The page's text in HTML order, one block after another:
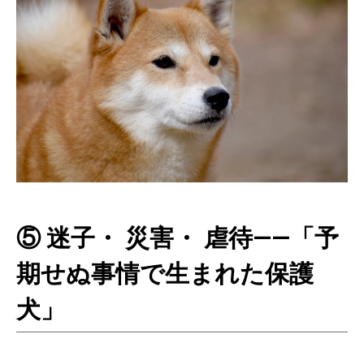
⑤ 迷子・ 災害・ 虐待——「予
期せぬ事情で生まれた保護
犬」